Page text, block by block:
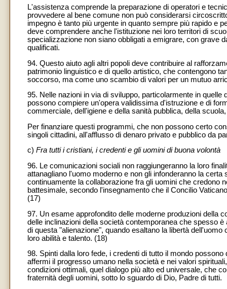
L'assistenza comprende la preparazione di operatori e
provvedere al bene comune non può considerarsi
impegno è tanto più urgente in quanto sempre più rapido e
deve comprendere anche l'istituzione nei loro territori di
specializzazione non siano obbligati a emigrare, con grave
qualificati.
94. Questo aiuto agli altri popoli deve contribuire al
patrimonio linguistico e di quello artistico, che contengono
soccorso, ma come uno scambio di valori per un mutuo
95. Nelle nazioni in via di sviluppo, particolarmente in
possono compiere un'opera validissima d'istruzione e di
commerciale, dell'igiene e della sanità pubblica, della
Per finanziare questi programmi, che non possono certo
singoli cittadini, all'afflusso di denaro privato e pubblico da
c) Fra tutti i cristiani, i credenti e gli uomini di buona volontà
96. Le comunicazioni sociali non raggiungeranno la loro
attanagliano l'uomo moderno e non gli infonderanno la
continuamente la collaborazione fra gli uomini che credono
battesimale, secondo l'insegnamento che il Concilio
(17)
97. Un esame approfondito delle moderne produzioni della
delle inclinazioni della società contemporanea che spesso
di questa "alienazione", quando esaltano la libertà
loro abilità e talento. (18)
98. Spinti dalla loro fede, i credenti di tutto il mondo
affermi il progresso umano nella società e nei valori
condizioni ottimali, quel dialogo più alto ed universale, che
fraternità degli uomini, sotto lo sguardo di Dio, Padre di tutti.